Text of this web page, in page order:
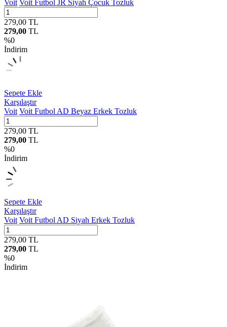
Voit Voit Futbol JR Siyah Çocuk Tozluk
279,00 TL
279,00 TL
%0
İndirim
Sepete Ekle
Karşılaştır
Voit Voit Futbol AD Beyaz Erkek Tozluk
279,00 TL
279,00 TL
%0
İndirim
Sepete Ekle
Karşılaştır
Voit Voit Futbol AD Siyah Erkek Tozluk
279,00 TL
279,00 TL
%0
İndirim